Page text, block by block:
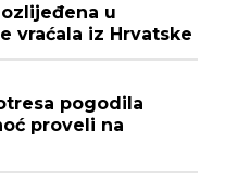
u
vraćala iz Hrvatske
pogodila
proveli na